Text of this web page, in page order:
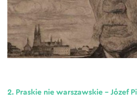
2. Praskie nie warszawskie – Józef